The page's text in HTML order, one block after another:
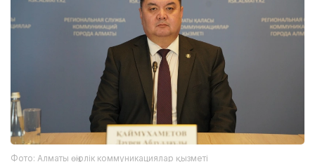
Фото: Алматы өңірлік коммуникациялар қызметі